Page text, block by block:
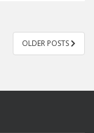
OLDER POSTS